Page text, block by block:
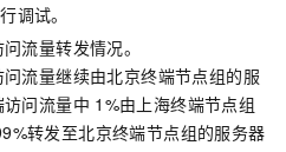
调试。
流量转发情况。
流量继续由北京终端节点组的服
问流量中 1%由上海终端节点组
转发至北京终端节点组的服务器